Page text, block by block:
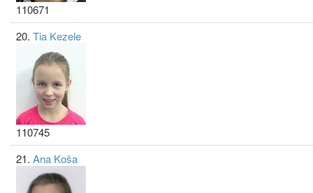
110671
20. Tia Kezele
110745
21. Ana Koša